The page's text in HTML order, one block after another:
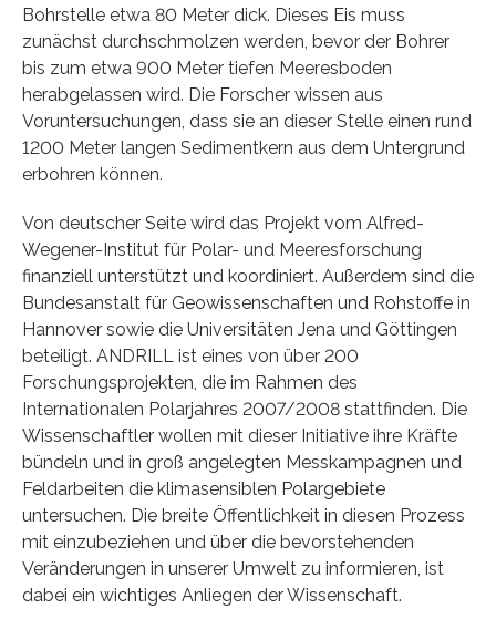
Bohrstelle etwa 80 Meter dick. Dieses Eis muss
zunächst durchschmolzen werden, bevor der Bohrer
bis zum etwa 900 Meter tiefen Meeresboden
herabgelassen wird. Die Forscher wissen aus
Voruntersuchungen, dass sie an dieser Stelle einen rund
1200 Meter langen Sedimentkern aus dem Untergrund
erbohren können.
Von deutscher Seite wird das Projekt vom Alfred-
Wegener-Institut für Polar- und Meeresforschung
finanziell unterstützt und koordiniert. Außerdem sind die
Bundesanstalt für Geowissenschaften und Rohstoffe in
Hannover sowie die Universitäten Jena und Göttingen
beteiligt. ANDRILL ist eines von über 200
Forschungsprojekten, die im Rahmen des
Internationalen Polarjahres 2007/2008 stattfinden. Die
Wissenschaftler wollen mit dieser Initiative ihre Kräfte
bündeln und in groß angelegten Messkampagnen und
Feldarbeiten die klimasensiblen Polargebiete
untersuchen. Die breite Öffentlichkeit in diesen Prozess
mit einzubeziehen und über die bevorstehenden
Veränderungen in unserer Umwelt zu informieren, ist
dabei ein wichtiges Anliegen der Wissenschaft.